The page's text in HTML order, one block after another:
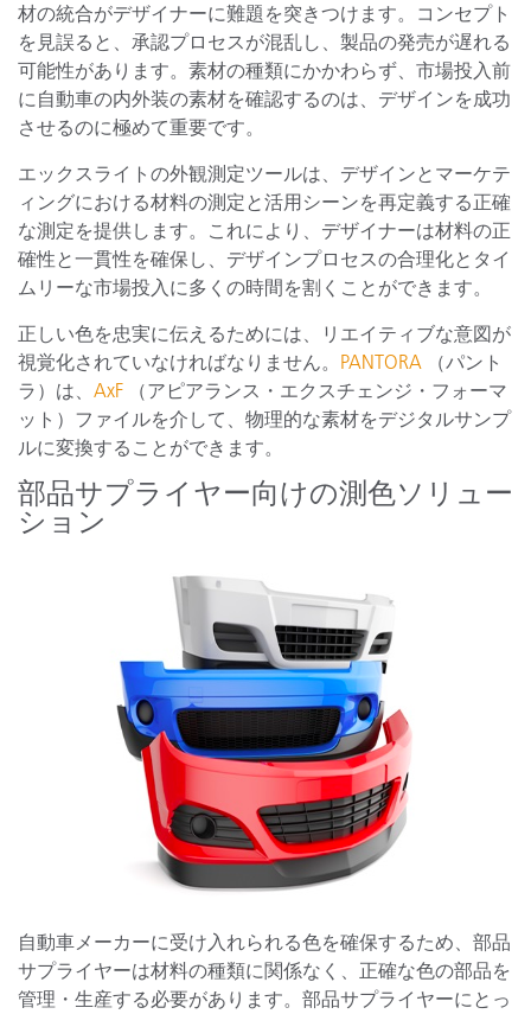
材の統合がデザイナーに難題を突きつけます。コンセプト
を見誤ると、承認プロセスが混乱し、製品の発売が遅れる
可能性があります。素材の種類にかかわらず、市場投入前
に自動車の内外装の素材を確認するのは、デザインを成功
させるのに極めて重要です。
エックスライトの外観測定ツールは、デザインとマーケテ
ィングにおける材料の測定と活用シーンを再定義する正確
な測定を提供します。これにより、デザイナーは材料の正
確性と一貫性を確保し、デザインプロセスの合理化とタイ
ムリーな市場投入に多くの時間を割くことができます。
正しい色を忠実に伝えるためには、リエイティブな意図が
視覚化されていなければなりません。 PANTORA （パント
ラ）は、 AxF （アピアランス・エクスチェンジ・フォーマ
ット）ファイルを介して、物理的な素材をデジタルサンプ
ルに変換することができます。
部品サプライヤー向けの測色ソリュー
ション
自動車メーカーに受け入れられる色を確保するため、部品
サプライヤーは材料の種類に関係なく、正確な色の部品を
管理・生産する必要があります。部品サプライヤーにとっ